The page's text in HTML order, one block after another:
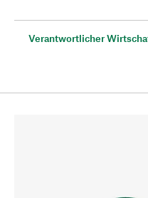
Verantwortlicher